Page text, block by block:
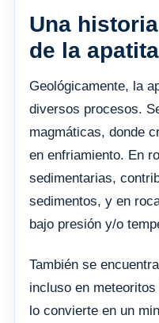
Una
de la apatita
Geológicamente, la
diversos procesos.
magmáticas, donde
en enfriamiento. En
sedimentarias,
sedimentos, y en
bajo presión y/o
También se
incluso en
lo convierte en un